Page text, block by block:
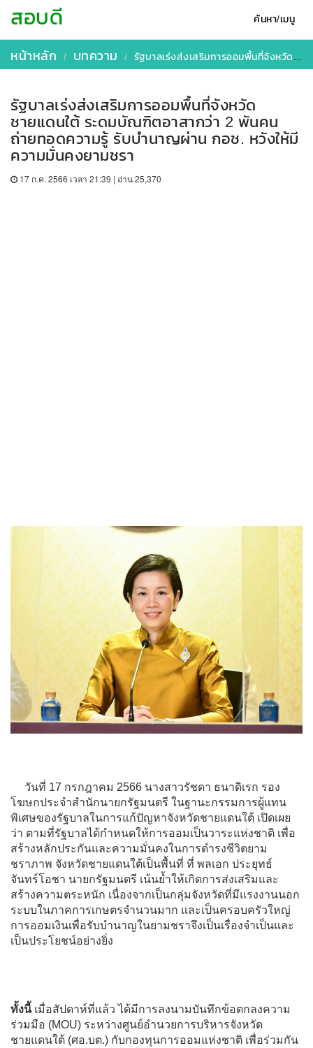
ค้นหา/เมนู
สอบดี
หน้าหลัก บทความ ​รัฐบาลเร่งส่งเสริมการออมพื้นที่จังหวัดชายแดนใต้ ระดมบัณฑิตอาสากว่า 2 พันคน ถ่ายทอดความรู้ รับบำนาญผ่าน กอช. หวังให้มีความมั่นคงยามชรา
​รัฐบาลเร่งส่งเสริมการออมพื้นที่จังหวัด
ชายแดนใต้ ระดมบัณฑิตอาสากว่า 2 พันคน
ถ่ายทอดความรู้ รับบำนาญผ่าน กอช. หวังให้มี
ความมั่นคงยามชรา
17 ก.ค. 2566 เวลา 21:39 | อ่าน 25,370
วันที่ 17 กรกฎาคม 2566 นางสาวรัชดา ธนาดิเรก รอง
โฆษกประจำสำนักนายกรัฐมนตรี ในฐานะกรรมการผู้แทน
พิเศษของรัฐบาลในการแก้ปัญหาจังหวัดชายแดนใต้ เปิดเผย
ว่า ตามที่รัฐบาลได้กำหนดให้การออมเป็นวาระแห่งชาติ เพื่อ
สร้างหลักประกันและความมั่นคงในการดำรงชีวิตยาม
ชราภาพ จังหวัดชายแดนใต้เป็นพื้นที่ ที่ พลเอก ประยุทธ์
จันทร์โอชา นายกรัฐมนตรี เน้นย้ำให้เกิดการส่งเสริมและ
สร้างความตระหนัก เนื่องจากเป็นกลุ่มจังหวัดที่มีแรงงานนอก
ระบบในภาคการเกษตรจำนวนมาก และเป็นครอบครัวใหญ่
การออมเงินเพื่อรับบำนาญในยามชราจึงเป็นเรื่องจำเป็นและ
เป็นประโยชน์อย่างยิ่ง
ทั้งนี้เมื่อสัปดาห์ที่แล้ว ได้มีการลงนามบันทึกข้อตกลงความ
ร่วมมือ (MOU) ระหว่างศูนย์อำนวยการบริหารจังหวัด
ชายแดนใต้ (ศอ.บต.) กับกองทุนการออมแห่งชาติ เพื่อร่วมกัน